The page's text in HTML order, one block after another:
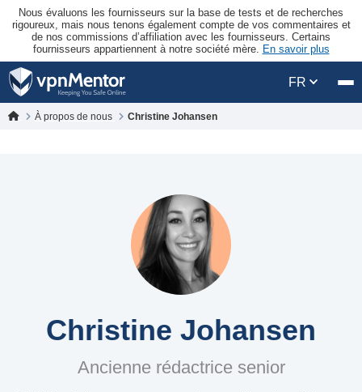
Nous évaluons les fournisseurs sur la base de tests et de recherches
rigoureux, mais nous tenons également compte de vos commentaires et
de nos commissions d’affiliation avec les fournisseurs. Certains
fournisseurs appartiennent à notre société mère. En savoir plus
FR
À propos de nous Christine Johansen
Christine Johansen
Ancienne rédactrice senior